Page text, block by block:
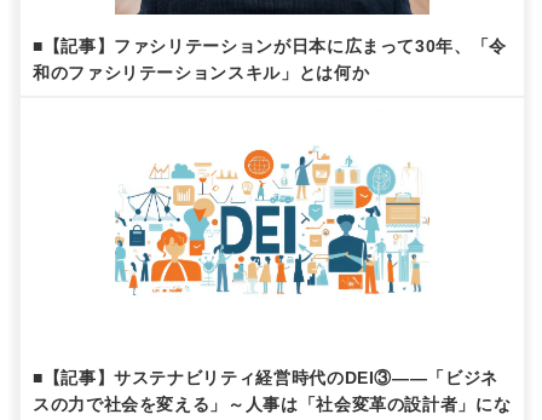
■【記事】ファシリテーションが日本に広まって30年、「令
和のファシリテーションスキル」とは何か
■【記事】サステナビリティ経営時代のDEI③——「ビジネ
スの力で社会を変える」～人事は「社会変革の設計者」にな